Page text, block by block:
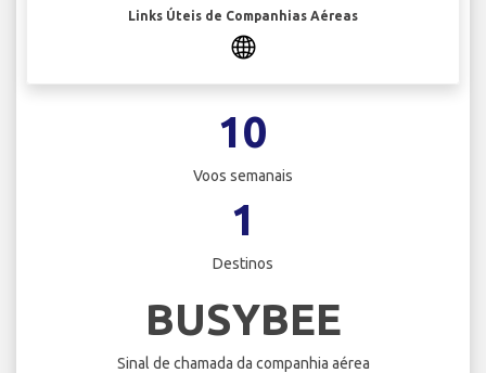
Links Úteis de Companhias Aéreas
10
Voos semanais
1
Destinos
BUSYBEE
Sinal de chamada da companhia aérea